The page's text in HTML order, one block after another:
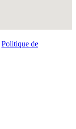
Politique de